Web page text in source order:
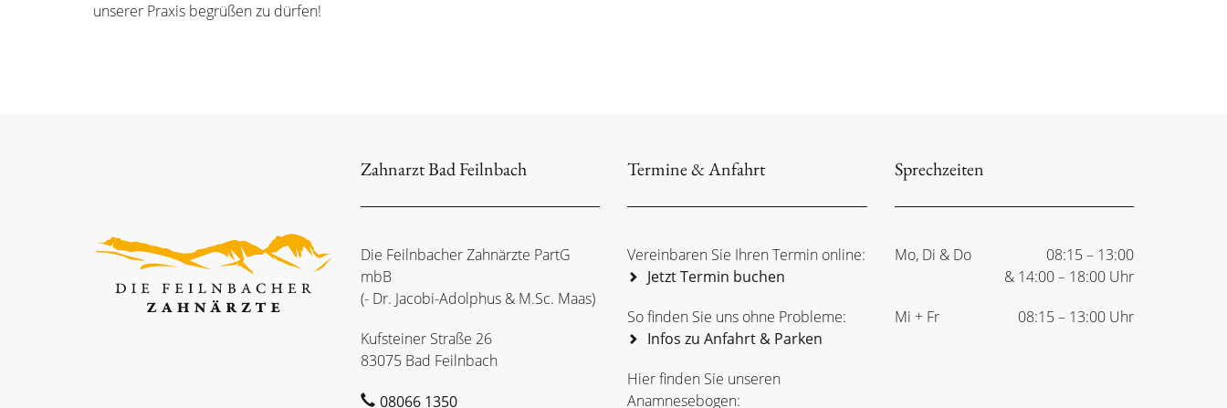
unserer Praxis begrüßen zu dürfen!
Zahnarzt Bad Feilnbach
Die Feilnbacher Zahnärzte PartG
mbB
(- Dr. Jacobi-Adolphus & M.Sc. Maas)
Kufsteiner Straße 26
83075 Bad Feilnbach
08066 1350
Termine & Anfahrt
Vereinbaren Sie Ihren Termin online:
Jetzt Termin buchen
So finden Sie uns ohne Probleme:
Infos zu Anfahrt & Parken
Hier finden Sie unseren
Anamnesebogen:
Sprechzeiten
Mo, Di & Do
08:15 – 13:00
& 14:00 – 18:00 Uhr
Mi + Fr
08:15 – 13:00 Uhr